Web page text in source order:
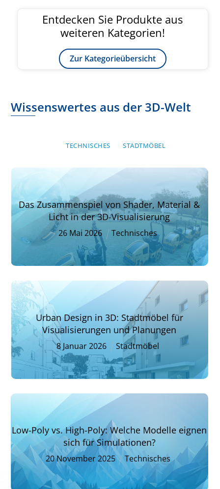
Entdecken Sie Produkte aus
weiteren Kategorien!
Zur Kategorieübersicht
Wissenswertes aus der 3D-Welt
TECHNISCHES STADTMÖBEL
Das Zusammenspiel von Shader, Material &
Licht in der 3D-Visualisierung
26 Mai 2026 Technisches
Urban Design in 3D: Stadtmöbel für
Visualisierungen und Planungen
8 Januar 2026 Stadtmöbel
Low-Poly vs. High-Poly: Welche Modelle eignen
sich für Simulationen?
20November2025 Technisches